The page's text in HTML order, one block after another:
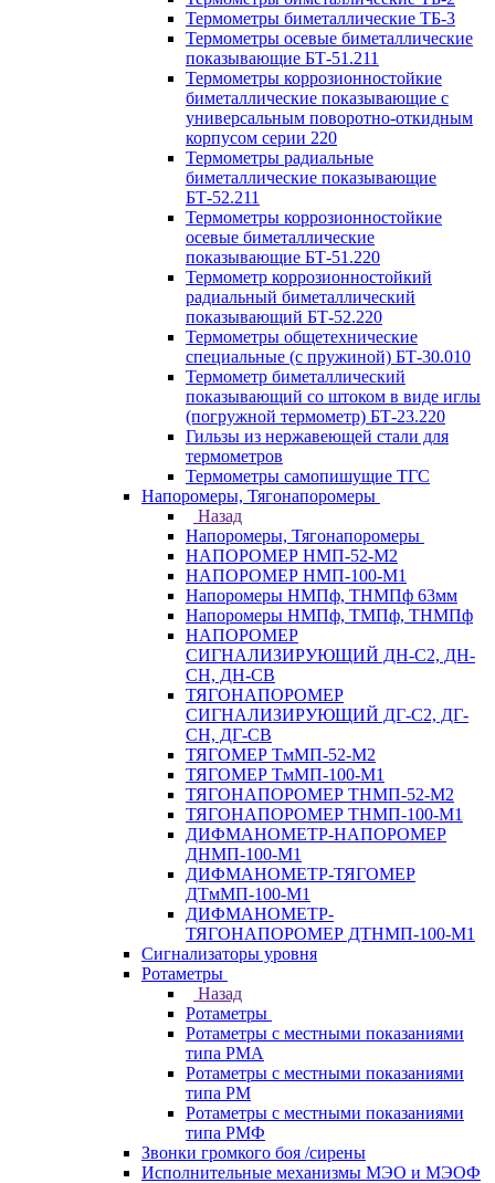
Термометры биметаллические ТБ-3
Термометры осевые биметаллические
показывающие БТ-51.211
Термометры коррозионностойкие
биметаллические показывающие с
универсальным поворотно-откидным
корпусом серии 220
Термометры радиальные
биметаллические показывающие
БТ-52.211
Термометры коррозионностойкие
осевые биметаллические
показывающие БТ-51.220
Термометр коррозионностойкий
радиальный биметаллический
показывающий БТ-52.220
Термометры общетехнические
специальные (с пружиной) БТ-30.010
Термометр биметаллический
показывающий со штоком в виде иглы
(погружной термометр) БТ-23.220
Гильзы из нержавеющей стали для
термометров
Термометры самопишущие ТГС
Напоромеры, Тягонапоромеры
Назад
Напоромеры, Тягонапоромеры
НАПОРОМЕР НМП-52-М2
НАПОРОМЕР НМП-100-М1
Напоромеры НМПф, ТНМПф 63мм
Напоромеры НМПф, ТМПф, ТНМПф
НАПОРОМЕР
СИГНАЛИЗИРУЮЩИЙ ДН-С2, ДН-
СН, ДН-СВ
ТЯГОНАПОРОМЕР
СИГНАЛИЗИРУЮЩИЙ ДГ-С2, ДГ-
СН, ДГ-СВ
ТЯГОМЕР ТмМП-52-М2
ТЯГОМЕР ТмМП-100-М1
ТЯГОНАПОРОМЕР ТНМП-52-М2
ТЯГОНАПОРОМЕР ТНМП-100-М1
ДИФМАНОМЕТР-НАПОРОМЕР
ДНМП-100-М1
ДИФМАНОМЕТР-ТЯГОМЕР
ДТмМП-100-М1
ДИФМАНОМЕТР-
ТЯГОНАПОРОМЕР ДТНМП-100-М1
Сигнализаторы уровня
Ротаметры
Назад
Ротаметры
Ротаметры с местными показаниями
типа РМА
Ротаметры с местными показаниями
типа РМ
Ротаметры с местными показаниями
типа РМФ
Звонки громкого боя /сирены
Исполнительные механизмы МЭО и МЭОФ